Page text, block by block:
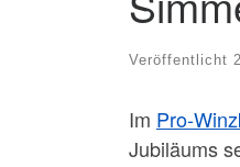
Veröffentlicht
Im Pro-
Jubiläums